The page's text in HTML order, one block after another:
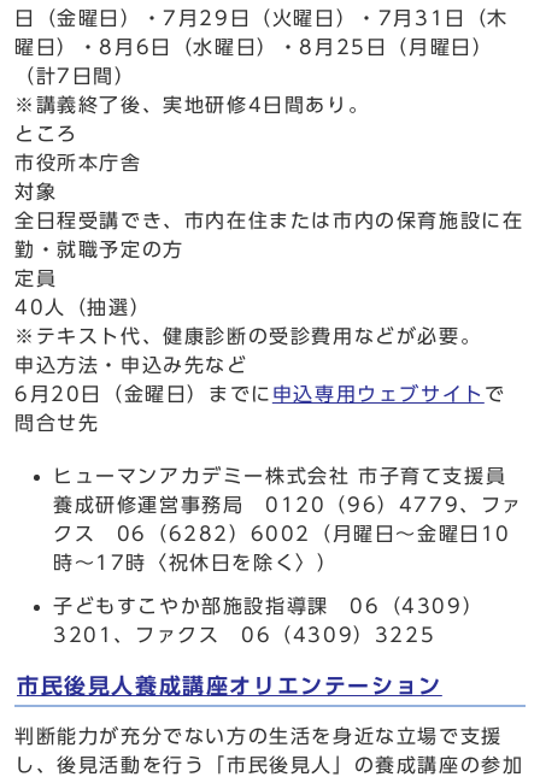
日（金曜日）・7月29日（火曜日）・7月31日（木
曜日）・8月6日（水曜日）・8月25日（月曜日）
（計7日間）
※講義終了後、実地研修4日間あり。
ところ
市役所本庁舎
対象
全日程受講でき、市内在住または市内の保育施設に在
勤・就職予定の方
定員
40人（抽選）
※テキスト代、健康診断の受診費用などが必要。
申込方法・申込み先など
6月20日（金曜日）までに 申込専用ウェブサイト で
問合せ先
ヒューマンアカデミー株式会社 市子育て支援員
養成研修運営事務局 0120（96）4779、ファ
クス 06（6282）6002（月曜日～金曜日10
時～17時〈祝休日を除く〉）
子どもすこやか部施設指導課 06（4309）
3201、ファクス 06（4309）3225
市民後見人養成講座オリエンテーション
判断能力が充分でない方の生活を身近な立場で支援
し、後見活動を行う「市民後見人」の養成講座の参加